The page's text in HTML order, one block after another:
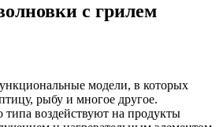
с грилем
модели, в которых
рыбу и многое другое.
воздействуют на продукты